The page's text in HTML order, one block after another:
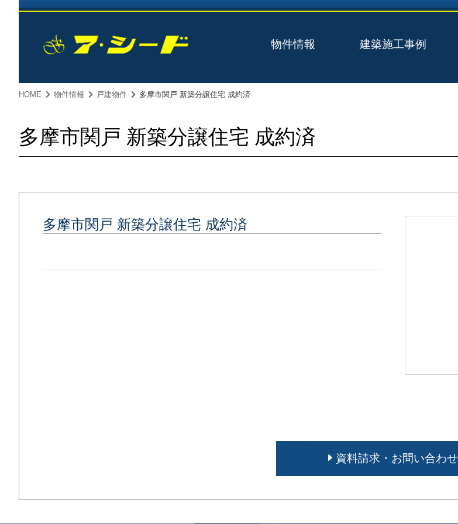
物件情報 建築施工事例
HOME 物件情報 戸建物件 多摩市関戸 新築分譲住宅 成約済
多摩市関戸 新築分譲住宅 成約済
多摩市関戸 新築分譲住宅 成約済
資料請求・お問い合わせ